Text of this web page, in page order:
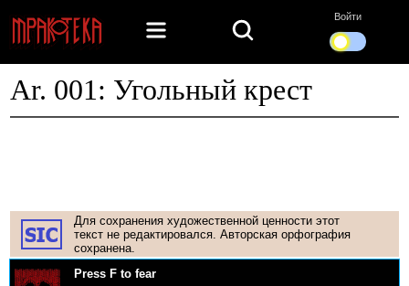
Войти
Ar. 001: Угольный крест
Для сохранения художественной ценности этот
текст не редактировался. Авторская орфография
сохранена.
Press F to fear